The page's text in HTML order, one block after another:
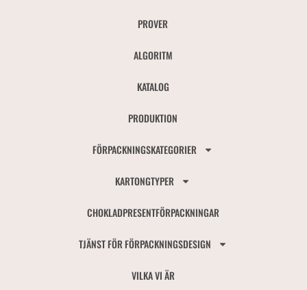
PROVER
ALGORITM
KATALOG
PRODUKTION
FÖRPACKNINGSKATEGORIER
KARTONGTYPER
CHOKLADPRESENTFÖRPACKNINGAR
TJÄNST FÖR FÖRPACKNINGSDESIGN
VILKA VI ÄR